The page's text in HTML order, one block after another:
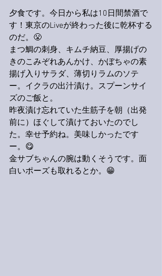
夕食です。今日から私は10日間禁酒で
す！東京のLiveが終わった後に乾杯する
のだ。😤
まつ鯛の刺身、キムチ納豆、厚揚げの
きのこみぞれあんかけ、かぼちゃの素
揚げ入りサラダ、薄切りラムのソテ
ー。イクラの出汁漬け。スプーンサイ
ズのご飯と。
昨夜漬け忘れていた生筋子を朝（出発
前に）ほぐして漬けておいたのでし
た。幸せ予約ね。美味しかったです
ー。😋
金サブちゃんの腕は動くそうです。面
白いポーズも取れるとか。😁